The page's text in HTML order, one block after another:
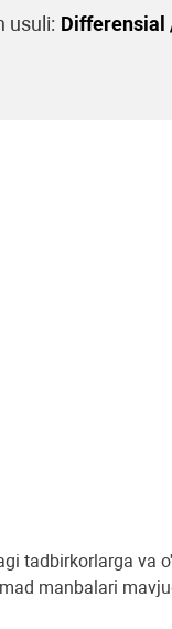
usuli: Differensial
tadbirkorlarga va
manbalari